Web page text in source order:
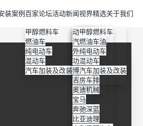
装案例百家论坛
甲醇燃料车
丰田
上汽大通
本田
宝马
现代
通用
福特
广汽
长安深蓝
技术原理
燃油车
维保店地址
高性能机油
机油改进剂
使用说明
检验与专利
节能减排
保护机械
纯电动车
特斯拉
理想
小鹏
蔚来
智界
奇瑞
奥迪
宝马
奔驰
比亚迪
混动车
比亚迪
本田
丰田
大众
宝马
吉利
汽车加装及改装
动力改装
汽车美容
外观改装
功能改装
博格华纳
活动新闻视界精选
甲醇燃料车
燃油车
纯电动车
混动车
汽车加装及改装
房车
关于我们